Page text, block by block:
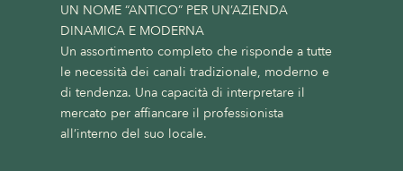
UN NOME “ANTICO” PER UN’AZIENDA
DINAMICA E MODERNA
Un assortimento completo che risponde a tutte
le necessità dei canali tradizionale, moderno e
di tendenza. Una capacità di interpretare il
mercato per affiancare il professionista
all’interno del suo locale.